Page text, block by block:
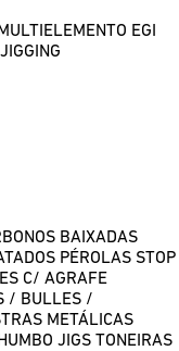
EGI
BAIXADAS
PÉROLAS STOP
C/ AGRAFE
/ BULLES /
METÁLICAS
JIGS TONEIRAS